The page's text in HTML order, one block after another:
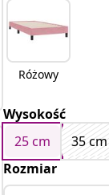
Różowy
Wysokość
25 cm
35 cm
Rozmiar